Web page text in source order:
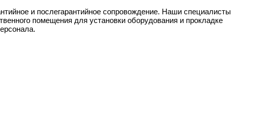
и послегарантийное сопровождение. Наши специалисты
помещения для установки оборудования и прокладке